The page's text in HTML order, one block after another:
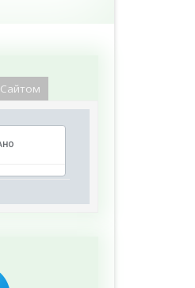
Сайтом